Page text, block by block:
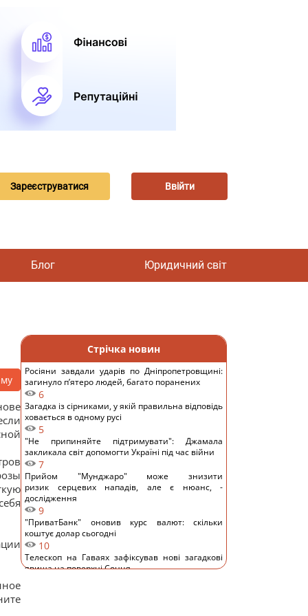
Зареєструватися Ввійти
Блог Юридичний світ
Стрічка новин
Росіяни завдали ударів по Дніпропетровщині:
загинуло пʼятеро людей, багато поранених
6
Загадка із сірниками, у якій правильна відповідь
ховається в одному русі
5
"Не припиняйте підтримувати": Джамала
закликала світ допомогти Україні під час війни
7
Прийом "Мунджаро" може знизити
ризик серцевих нападів, але є нюанс, -
дослідження
9
"ПриватБанк" оновив курс валют: скільки
коштує долар сьогодні
10
Телескоп на Гаваях зафіксував нові загадкові
явища на поверхні Сонця